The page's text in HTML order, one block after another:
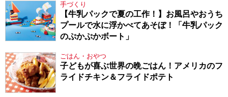
手づくり
【牛乳パックで夏の工作！】お風呂やおうち
プールで水に浮かべてあそぼ！「牛乳パック
のぷかぷかボート」
ごはん・おやつ
子どもが喜ぶ世界の晩ごはん！アメリカのフ
ライドチキン＆フライドポテト